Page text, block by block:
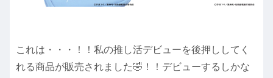
これは・・・！！私の推し活デビューを後押ししてく
れる商品が販売されました🤣！！デビューするしかな